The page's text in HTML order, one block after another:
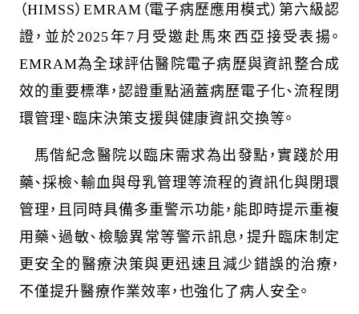
（HIMSS）EMRAM （電子病歷應用模式）第六級認
證，並於2025年7月受邀赴馬來西亞接受表揚。
EMRAM為全球評估醫院電子病歷與資訊整合成
效的重要標準，認證重點涵蓋病歷電子化、流程閉
環管理、臨床決策支援與健康資訊交換等。
馬偕紀念醫院以臨床需求為出發點，實踐於用
藥、採檢、輸血與母乳管理等流程的資訊化與閉環
管理，且同時具備多重警示功能，能即時提示重複
用藥、過敏、檢驗異常等警示訊息，提升臨床制定
更安全的醫療決策與更迅速且減少錯誤的治療，
不僅提升醫療作業效率，也強化了病人安全。